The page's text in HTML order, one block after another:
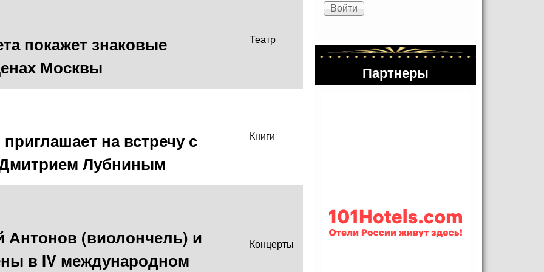
покажет знаковые
Москвы
Театр
на встречу с
Лубниным
Книги
Антонов (виолончель) и
в IV международном
Концерты
Партнеры